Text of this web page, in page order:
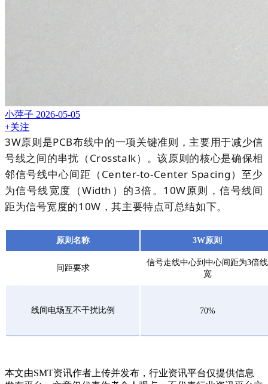
小萍子 2026-05-05
+关注
3W原则是PCB布线中的一项关键准则，主要用于减少信
号线之间的串扰（Crosstalk）。该原则的核心是确保相
邻信号线中心间距（Center-to-Center Spacing）至少
为信号线宽度（Width）的3倍。 10W原则，信号线间
距为信号宽度的10W ，其主要特点可总结如下。
原则名称 3W原则
间距要求
信号走线中心到中心间距为3倍线
宽
线间电场互不干扰比例 70%
本文由SMT资讯作者上传并发布，行业资讯平台仅提供信息